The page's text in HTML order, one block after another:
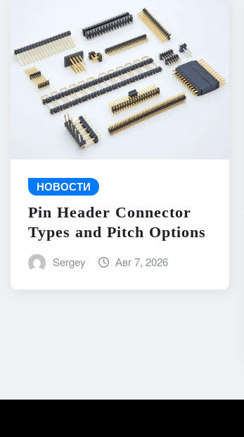
НОВОСТИ
Pin Header Connector
Types and Pitch Options
Sergey Авг 7, 2026